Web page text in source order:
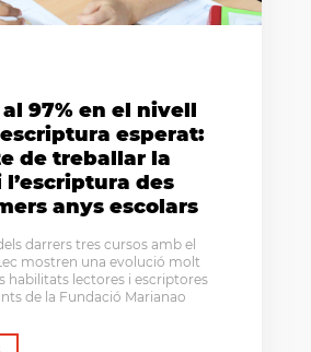
al 97% en el nivell
esperat:
de treballar la
des
anys escolars
darrers tres cursos amb el
mostren una evolució molt
habilitats lectores i escriptores
de la Fundació Marianao